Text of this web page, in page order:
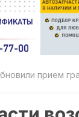
прием